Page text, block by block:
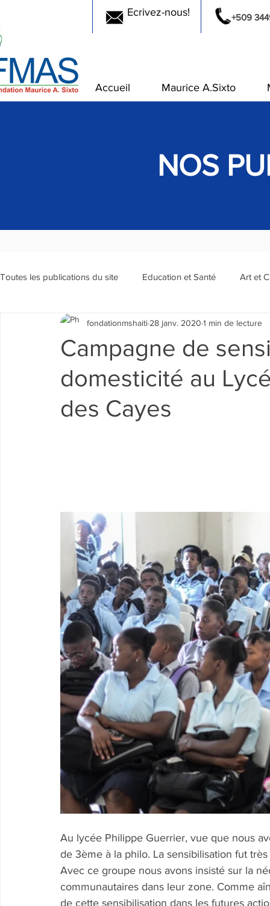
Accueil Maurice A.Sixto
+509
Ecrivez-nous!
NOS
Toutes les publications du site Education et Santé Art et
Sensibilisation et Environement Evénements/Rubriques
Campagne de
domesticité au
des Cayes
fondationmshaiti 28 janv. 2020 1 min de lecture
Au lycée Philippe Guerrier, vue que nous
de 3ème à la philo. La sensibilisation fut
Avec ce groupe nous avons insisté sur la
communautaires dans leur zone. Comme
de cette sensibilisation dans les futures